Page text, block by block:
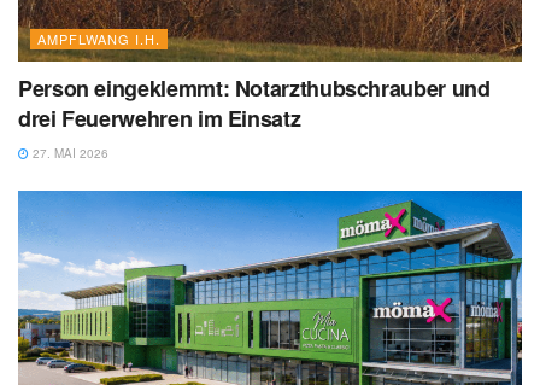
AMPFLWANG I.H.
Person eingeklemmt: Notarzthubschrauber und
drei Feuerwehren im Einsatz
27. MAI 2026